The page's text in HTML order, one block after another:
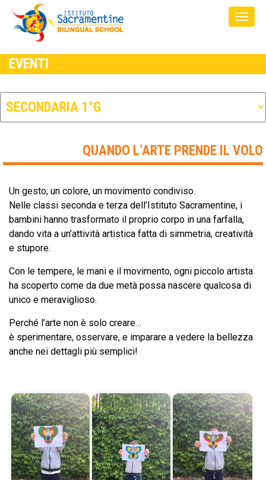
EVENTI
QUANDO L’ARTE PRENDE IL VOLO
Un gesto, un colore, un movimento condiviso.
Nelle classi seconda e terza dell’Istituto Sacramentine, i
bambini hanno trasformato il proprio corpo in una farfalla,
dando vita a un’attività artistica fatta di simmetria, creatività
e stupore.
Con le tempere, le mani e il movimento, ogni piccolo artista
ha scoperto come da due metà possa nascere qualcosa di
unico e meraviglioso.
Perché l’arte non è solo creare…
è sperimentare, osservare, e imparare a vedere la bellezza
anche nei dettagli più semplici!